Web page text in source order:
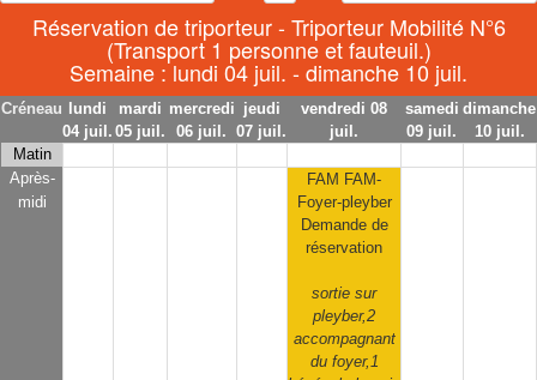
Réservation de triporteur - Triporteur Mobilité N°6
(Transport 1 personne et fauteuil.)
Semaine : lundi 04 juil. - dimanche 10 juil.
Créneau
lundi
04 juil.
mardi
05 juil.
mercredi
06 juil.
jeudi
07 juil.
vendredi 08
juil.
samedi
09 juil.
dimanche
10 juil.
Matin
Après-
midi
FAM FAM-
Foyer-pleyber
Demande de
réservation
sortie sur
pleyber,2
accompagnant
du foyer,1